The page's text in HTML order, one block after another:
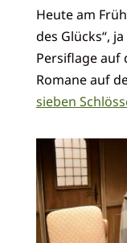
Heute am
des Glücks“,
Persiflage auf
Romane auf
sieben